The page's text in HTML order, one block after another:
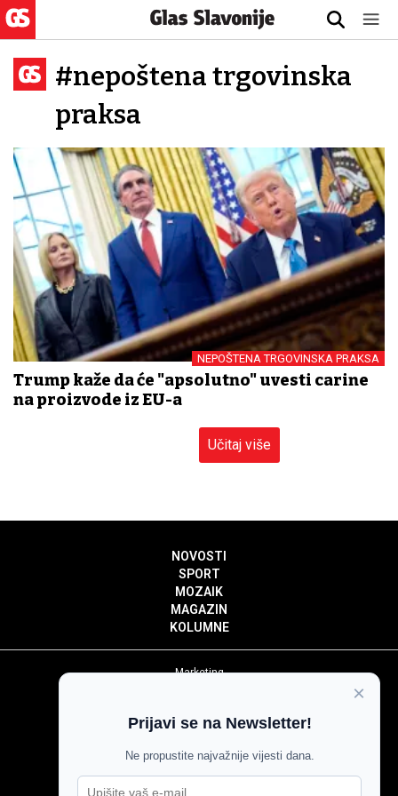
#nepoštena trgovinska
praksa
NEPOŠTENA TRGOVINSKA PRAKSA
Trump kaže da će "apsolutno" uvesti carine
na proizvode iz EU-a
Učitaj više
NOVOSTI
SPORT
MOZAIK
MAGAZIN
KOLUMNE
Marketing
Impressum
Pravila komentiranja
Agroglas
×
Prijavi se na Newsletter!
Ne propustite najvažnije vijesti dana.